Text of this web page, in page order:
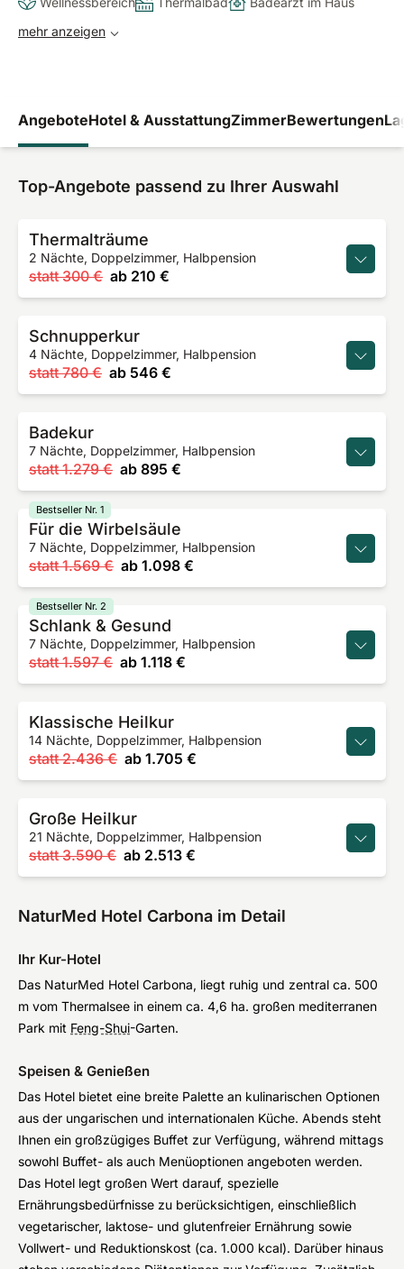
mehr anzeigen
AngeboteHotel & AusstattungZimmerBewertungen
Top-Angebote passend zu Ihrer Auswahl
Thermalträume
2 Nächte, Doppelzimmer, Halbpension
statt 300 € ab 210 €
Schnupperkur
4 Nächte, Doppelzimmer, Halbpension
statt 780 € ab 546 €
Badekur
7 Nächte, Doppelzimmer, Halbpension
statt 1.279 € ab 895 €
Für die Wirbelsäule
7 Nächte, Doppelzimmer, Halbpension
statt 1.569 € ab 1.098 €
Bestseller Nr. 1
Schlank & Gesund
7 Nächte, Doppelzimmer, Halbpension
statt 1.597 € ab 1.118 €
Bestseller Nr. 2
Klassische Heilkur
14 Nächte, Doppelzimmer, Halbpension
statt 2.436 € ab 1.705 €
Große Heilkur
21 Nächte, Doppelzimmer, Halbpension
statt 3.590 € ab 2.513 €
NaturMed Hotel Carbona im Detail
Ihr Kur-Hotel
Das NaturMed Hotel Carbona, liegt ruhig und zentral ca. 500
m vom Thermalsee in einem ca. 4,6 ha. großen mediterranen
Park mit Feng-Shui-Garten.
Speisen & Genießen
Das Hotel bietet eine breite Palette an kulinarischen Optionen
aus der ungarischen und internationalen Küche. Abends steht
Ihnen ein großzügiges Buffet zur Verfügung, während mittags
sowohl Buffet- als auch Menüoptionen angeboten werden.
Das Hotel legt großen Wert darauf, spezielle
Ernährungsbedürfnisse zu berücksichtigen, einschließlich
vegetarischer, laktose- und glutenfreier Ernährung sowie
Vollwert- und Reduktionskost (ca. 1.000 kcal). Darüber hinaus